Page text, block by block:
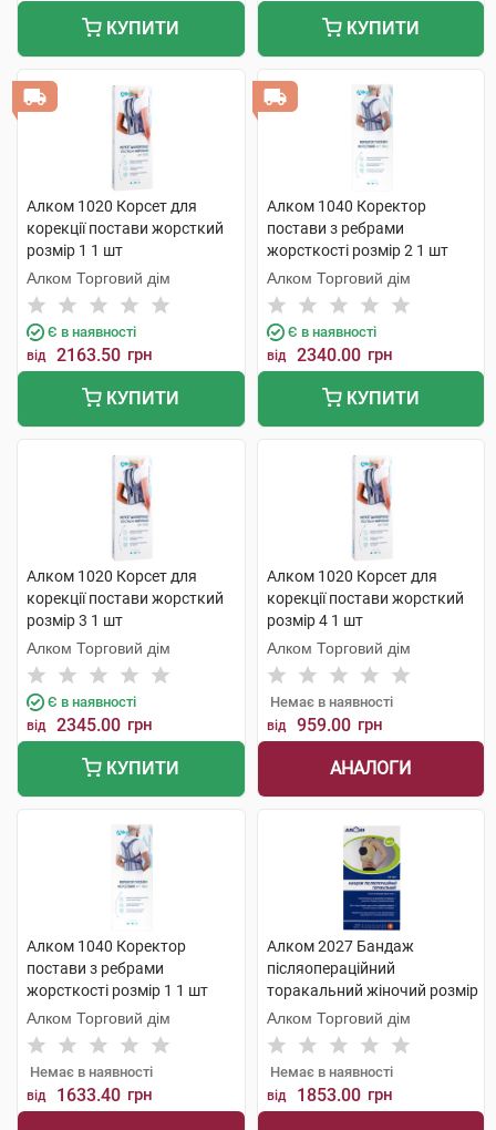
КУПИТИ КУПИТИ
Алком 1020 Корсет для
корекції постави жорсткий
розмір 1 1 шт
Алком Торговий дім
Є в наявності
від 2163.50 грн
КУПИТИ
Алком 1040 Коректор
постави з ребрами
жорсткості розмір 2 1 шт
Алком Торговий дім
Є в наявності
від 2340.00 грн
КУПИТИ
Алком 1020 Корсет для
корекції постави жорсткий
розмір 3 1 шт
Алком Торговий дім
Є в наявності
від 2345.00 грн
КУПИТИ
Алком 1020 Корсет для
корекції постави жорсткий
розмір 4 1 шт
Алком Торговий дім
Немає в наявності
від 959.00 грн
АНАЛОГИ
Алком 1040 Коректор
постави з ребрами
жорсткості розмір 1 1 шт
Алком Торговий дім
Немає в наявності
від 1633.40 грн
Алком 2027 Бандаж
післяопераційний
торакальний жіночий розмір
3 1 шт
Алком Торговий дім
Немає в наявності
від 1853.00 грн